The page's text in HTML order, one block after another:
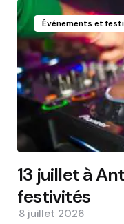
Événements et
13 juillet à
festivités
8 juillet 2026